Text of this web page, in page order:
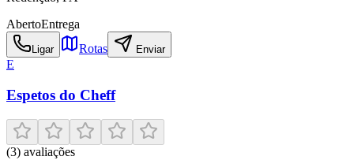
AbertoEntrega
Ligar Rotas Enviar
E
Espetos do Cheff
(3) avaliações